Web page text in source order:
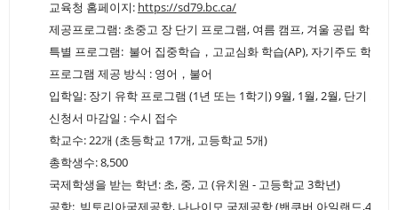
교육청 홈페이지: https://sd79.bc.ca/
제공프로그램: 초중고 장 단기 프로그램, 여름 캠프, 겨울 공립 학교
특별 프로그램: 불어 집중학습，고교심화 학습(AP), 자기주도 학습
프로그램 제공 방식 : 영어，불어
입학일: 장기 유학 프로그램 (1년 또는 1학기) 9월, 1월, 2월, 단기 프
신청서 마감일 : 수시 접수
학교수: 22개 (초등학교 17개, 고등학교 5개)
총학생수: 8,500
국제학생을 받는 학년: 초, 중, 고 (유치원 - 고등학교 3학년)
공항: 빅토리아국제공항, 나나이모 국제공항 (밴쿠버 아일랜드,40분